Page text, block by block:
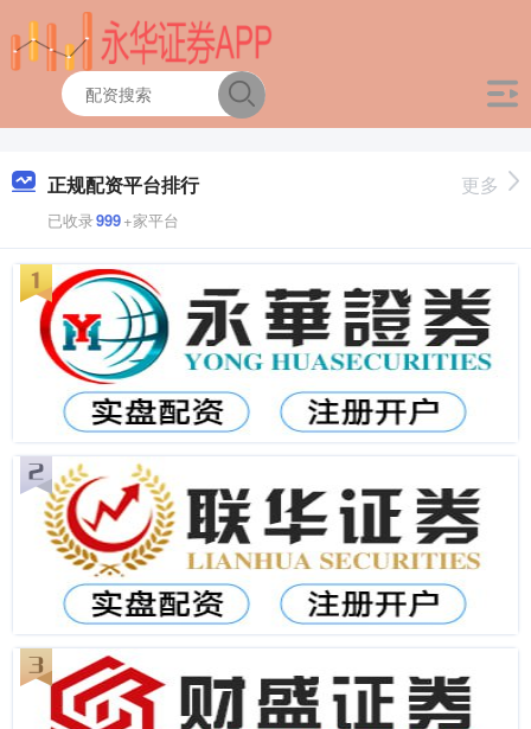
正规配资平台排行
已收录999+家平台
更多